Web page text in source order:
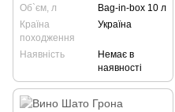
Об`єм, л
Bag-in-box 10 л
Країна
походження
Україна
Наявність
Немає в
наявності